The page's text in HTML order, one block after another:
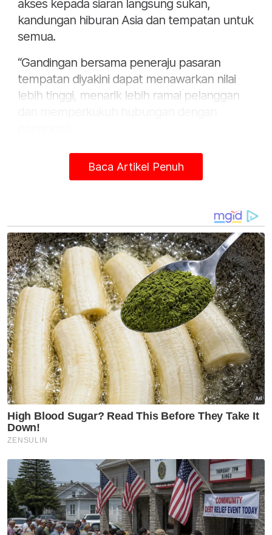
akses kepada siaran langsung sukan,
kandungan hiburan Asia dan tempatan untuk
semua.
“Gandingan bersama peneraju pasaran
tempatan diyakini dapat menawarkan nilai
lebih tinggi, menarik lebih ramai pelanggan
“Dengan musim Liga Perdana kini
berlangsung, ini adalah peluang terbaik
Android TV, aplikasi sooka dan sooka TV
stick,” katanya.
Kerjasama strategik tersebut menandakan
menghubungkan rakyat Malaysia melalui
sukan dan kandungan hiburan Asia serta
tempatan dengan akses lebih mudah.
Dengan kerjasama merentasi pelbagai sektor
Baca Artikel Penuh